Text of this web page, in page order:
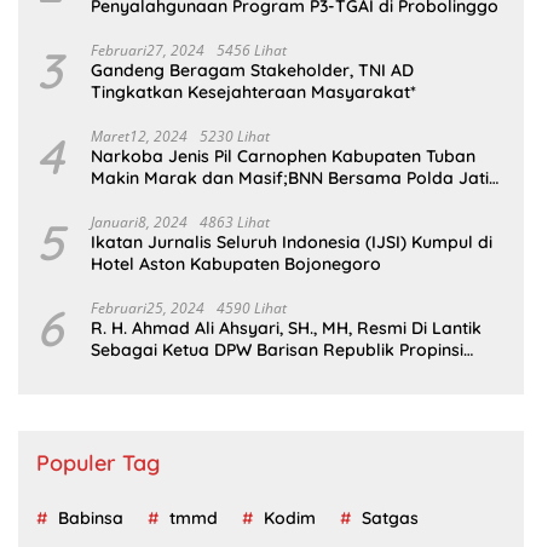
Penyalahgunaan Program P3-TGAI di Probolinggo
3 Februari27, 2024 5456 Lihat
Gandeng Beragam Stakeholder, TNI AD
Tingkatkan Kesejahteraan Masyarakat*
4 Maret12, 2024 5230 Lihat
Narkoba Jenis Pil Carnophen Kabupaten Tuban
Makin Marak dan Masif;BNN Bersama Polda Jatim
5 Januari8, 2024 4863 Lihat
Ikatan Jurnalis Seluruh Indonesia (IJSI) Kumpul di
Hotel Aston Kabupaten Bojonegoro
6 Februari25, 2024 4590 Lihat
R. H. Ahmad Ali Ahsyari, SH., MH, Resmi Di Lantik
Sebagai Ketua DPW Barisan Republik Propinsi
Populer Tag
Babinsa tmmd Kodim Satgas